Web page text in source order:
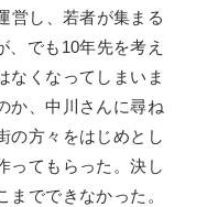
営し、若者が集まる
、でも10年先を考え
なくなってしまいま
か、中川さんに尋ね
の方々をはじめとし
ってもらった。決し
でできなかった。